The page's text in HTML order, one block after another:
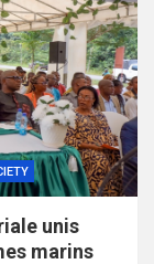
unis
marins